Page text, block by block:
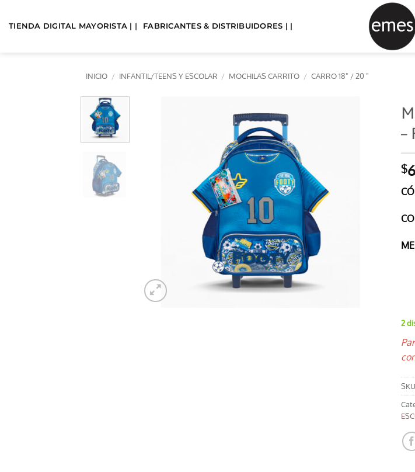
TIENDA DIGITAL MAYORISTA | | FABRICANTES & DISTRIBUIDORES | |
INICIO / INFANTIL/TEENS Y ESCOLAR / MOCHILAS CARRITO / CARRO 18" / 20 "
–
$
2